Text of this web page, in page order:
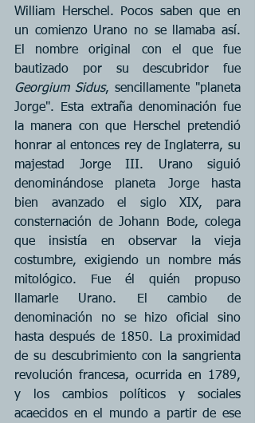
William Herschel. Pocos saben que en
un comienzo Urano no se llamaba así.
El nombre original con el que fue
Georgium Sidus, sencillamente "planeta
Jorge". Esta extraña denominación fue
la manera con que Herschel pretendió
honrar al entonces rey de Inglaterra, su
majestad Jorge III. Urano siguió
denominándose planeta Jorge hasta
bien avanzado el siglo XIX, para
consternación de Johann Bode, colega
que insistía en observar la vieja
costumbre, exigiendo un nombre más
mitológico. Fue él quién propuso
llamarle Urano. El cambio de
denominación no se hizo oficial sino
hasta después de 1850. La proximidad
de su descubrimiento con la sangrienta
revolución francesa, ocurrida en 1789,
y los cambios políticos y sociales
acaecidos en el mundo a partir de ese